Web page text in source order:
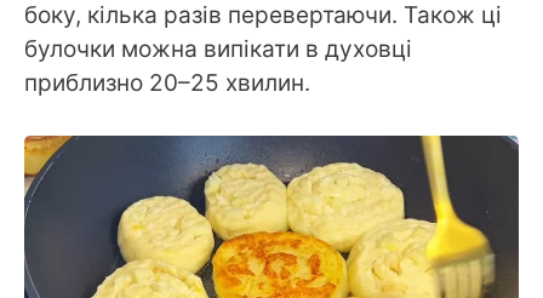
боку, кілька разів перевертаючи. Також ці
булочки можна випікати в духовці
приблизно 20–25 хвилин.